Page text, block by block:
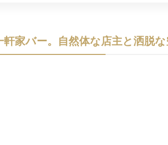
軒家バー。自然体な店主と洒脱